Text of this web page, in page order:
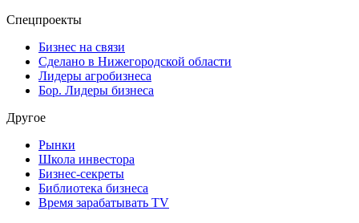
Спецпроекты
Бизнес на связи
Сделано в Нижегородской области
Лидеры агробизнеса
Бор. Лидеры бизнеса
Другое
Рынки
Школа инвестора
Бизнес-секреты
Библиотека бизнеса
Время зарабатывать TV